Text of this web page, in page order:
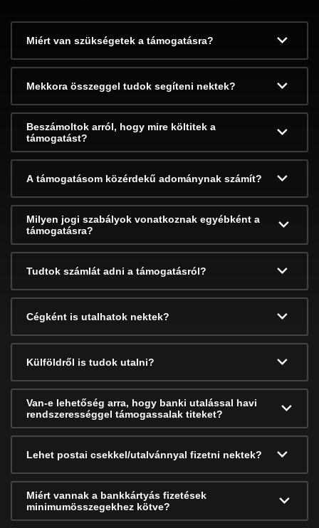
Miért van szükségetek a támogatásra?
Mekkora összeggel tudok segíteni nektek?
Beszámoltok arról, hogy mire költitek a
támogatást?
A támogatásom közérdekű adománynak számít?
Milyen jogi szabályok vonatkoznak egyébként a
támogatásra?
Tudtok számlát adni a támogatásról?
Cégként is utalhatok nektek?
Külföldről is tudok utalni?
Van-e lehetőség arra, hogy banki utalással havi
rendszerességgel támogassalak titeket?
Lehet postai csekkel/utalvánnyal fizetni nektek?
Miért vannak a bankkártyás fizetések
minimumösszegekhez kötve?